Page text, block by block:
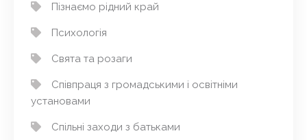
Пізнаємо рідний край
Психологія
Свята та розаги
Співпраця з громадськими і освітніми
установами
Спільні заходи з батьками